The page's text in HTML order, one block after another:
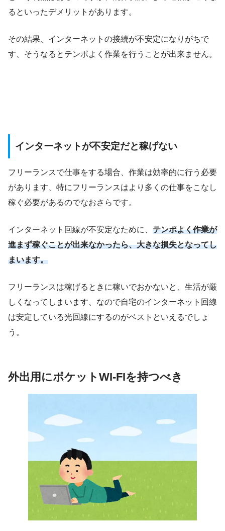
るといったデメリットがあります。
その結果、インターネットの接続が不安定になりがちで
す、そうなるとテンポよく作業を行うことが出来ません。
インターネットが不安定だと稼げない
フリーランスで仕事をする場合、作業は効率的に行う必要
があります、特にフリーランスはより多くの仕事をこなし
稼ぐ必要があるのでなおさらです。
インターネット回線が不安定なために、 テンポよく作業が
進まず稼ぐことが出来なかったら、大きな損失となってし
まいます。
フリーランスは稼げるときに稼いでおかないと、生活が厳
しくなってしまいます、なので自宅のインターネット回線
は安定している光回線にするのがベストといえるでしょ
う。
外出用にポケットWI-FIを持つべき